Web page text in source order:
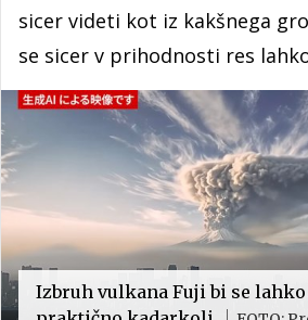
sicer videti kot iz kakšnega
se sicer v prihodnosti res
Izbruh vulkana Fuji bi se